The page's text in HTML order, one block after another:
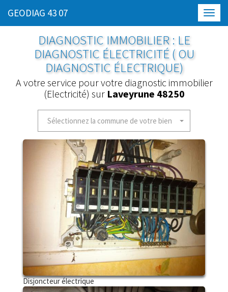
GEODIAG 43 07
DIAGNOSTIC IMMOBILIER : LE
DIAGNOSTIC ÉLECTRICITÉ ( OU
DIAGNOSTIC ÉLECTRIQUE)
A votre service pour votre diagnostic immobilier
(Electricité) sur Laveyrune 48250
Sélectionnez la commune de votre bien
Disjoncteur électrique